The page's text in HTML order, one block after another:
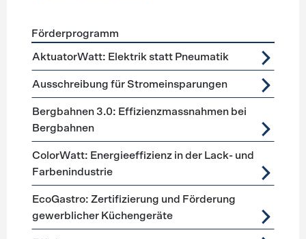
Förderprogramme Prozesstechnik
Förderprogramm
AktuatorWatt: Elektrik statt Pneumatik
Ausschreibung für Stromeinsparungen
Bergbahnen 3.0: Effizienzmassnahmen bei
Bergbahnen
ColorWatt: Energieeffizienz in der Lack- und
Farbenindustrie
EcoGastro: Zertifizierung und Förderung
gewerblicher Küchengeräte